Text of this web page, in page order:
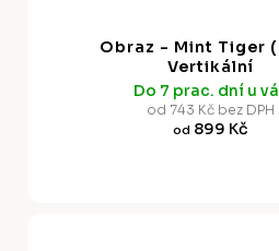
Obraz - Mint Tiger
Vertikální
Do 7 prac. dní u
od 743 Kč bez DPH
od 899 Kč